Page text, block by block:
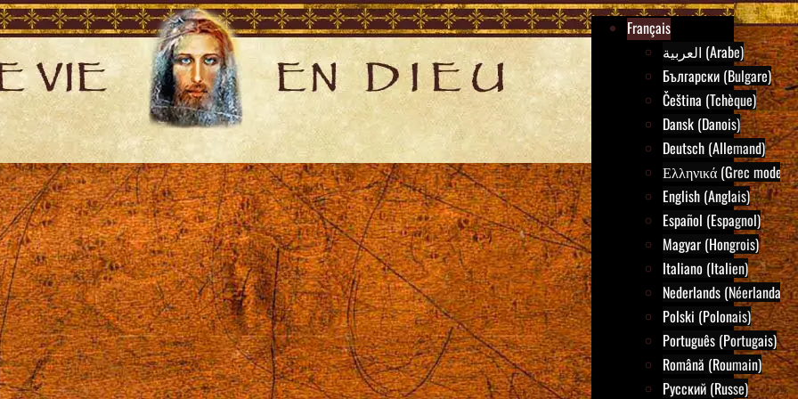
Français
العربية (Arabe)
Български (Bulgare)
Čeština (Tchèque)
Dansk (Danois)
Deutsch (Allemand)
Ελληνικά (Grec
English (Anglais)
Español (Espagnol)
Magyar (Hongrois)
Italiano (Italien)
Nederlands (Néerlandais)
Polski (Polonais)
Português (Portugais)
Română (Roumain)
Русский (Russe)